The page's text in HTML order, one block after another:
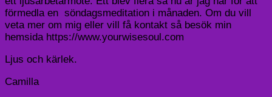
förmedla en söndagsmeditation i månaden. Om du vill
veta mer om mig eller vill få kontakt så besök min
hemsida https://www.yourwisesoul.com
Ljus och kärlek.
Camilla